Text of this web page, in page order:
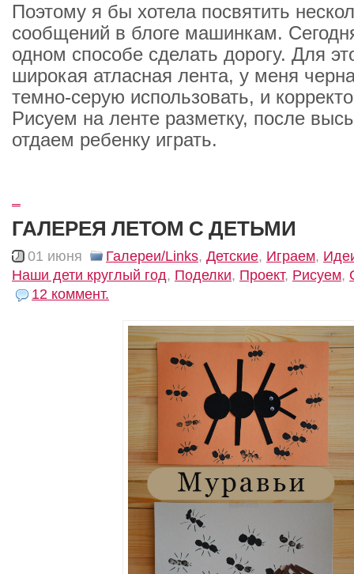
Поэтому я бы хотела посвятить
сообщений в блоге машинкам.
одном способе сделать дорогу. Для
широкая атласная лента, у меня
темно-серую использовать, и
Рисуем на ленте разметку, после
отдаем ребенку играть.
ГАЛЕРЕЯ ЛЕТОМ С ДЕТЬМИ
01 июня Галереи/Links, Детские, Играем,
Наши дети круглый год, Поделки, Проект, Рисуем,
12 коммент.